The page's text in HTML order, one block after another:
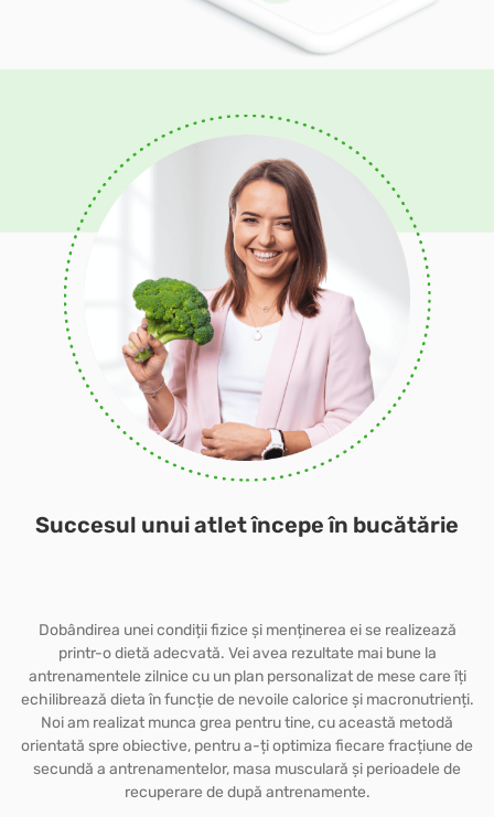
Antiinflamatoare
De întărire a imunității
Succesul unui atlet începe în bucătărie
Dobândirea unei condiții fizice și menținerea ei se realizează
printr-o dietă adecvată. Vei avea rezultate mai bune la
antrenamentele zilnice cu un plan personalizat de mese care îți
echilibrează dieta în funcție de nevoile calorice și macronutrienți.
Noi am realizat munca grea pentru tine, cu această metodă
orientată spre obiective, pentru a-ți optimiza fiecare fracțiune de
secundă a antrenamentelor, masa musculară și perioadele de
recuperare de după antrenamente.